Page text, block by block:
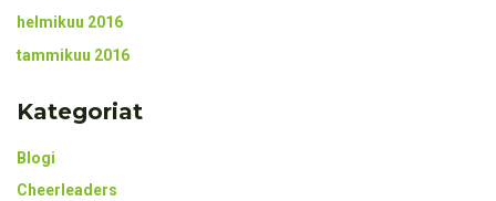
helmikuu 2016
tammikuu 2016
Kategoriat
Blogi
Cheerleaders